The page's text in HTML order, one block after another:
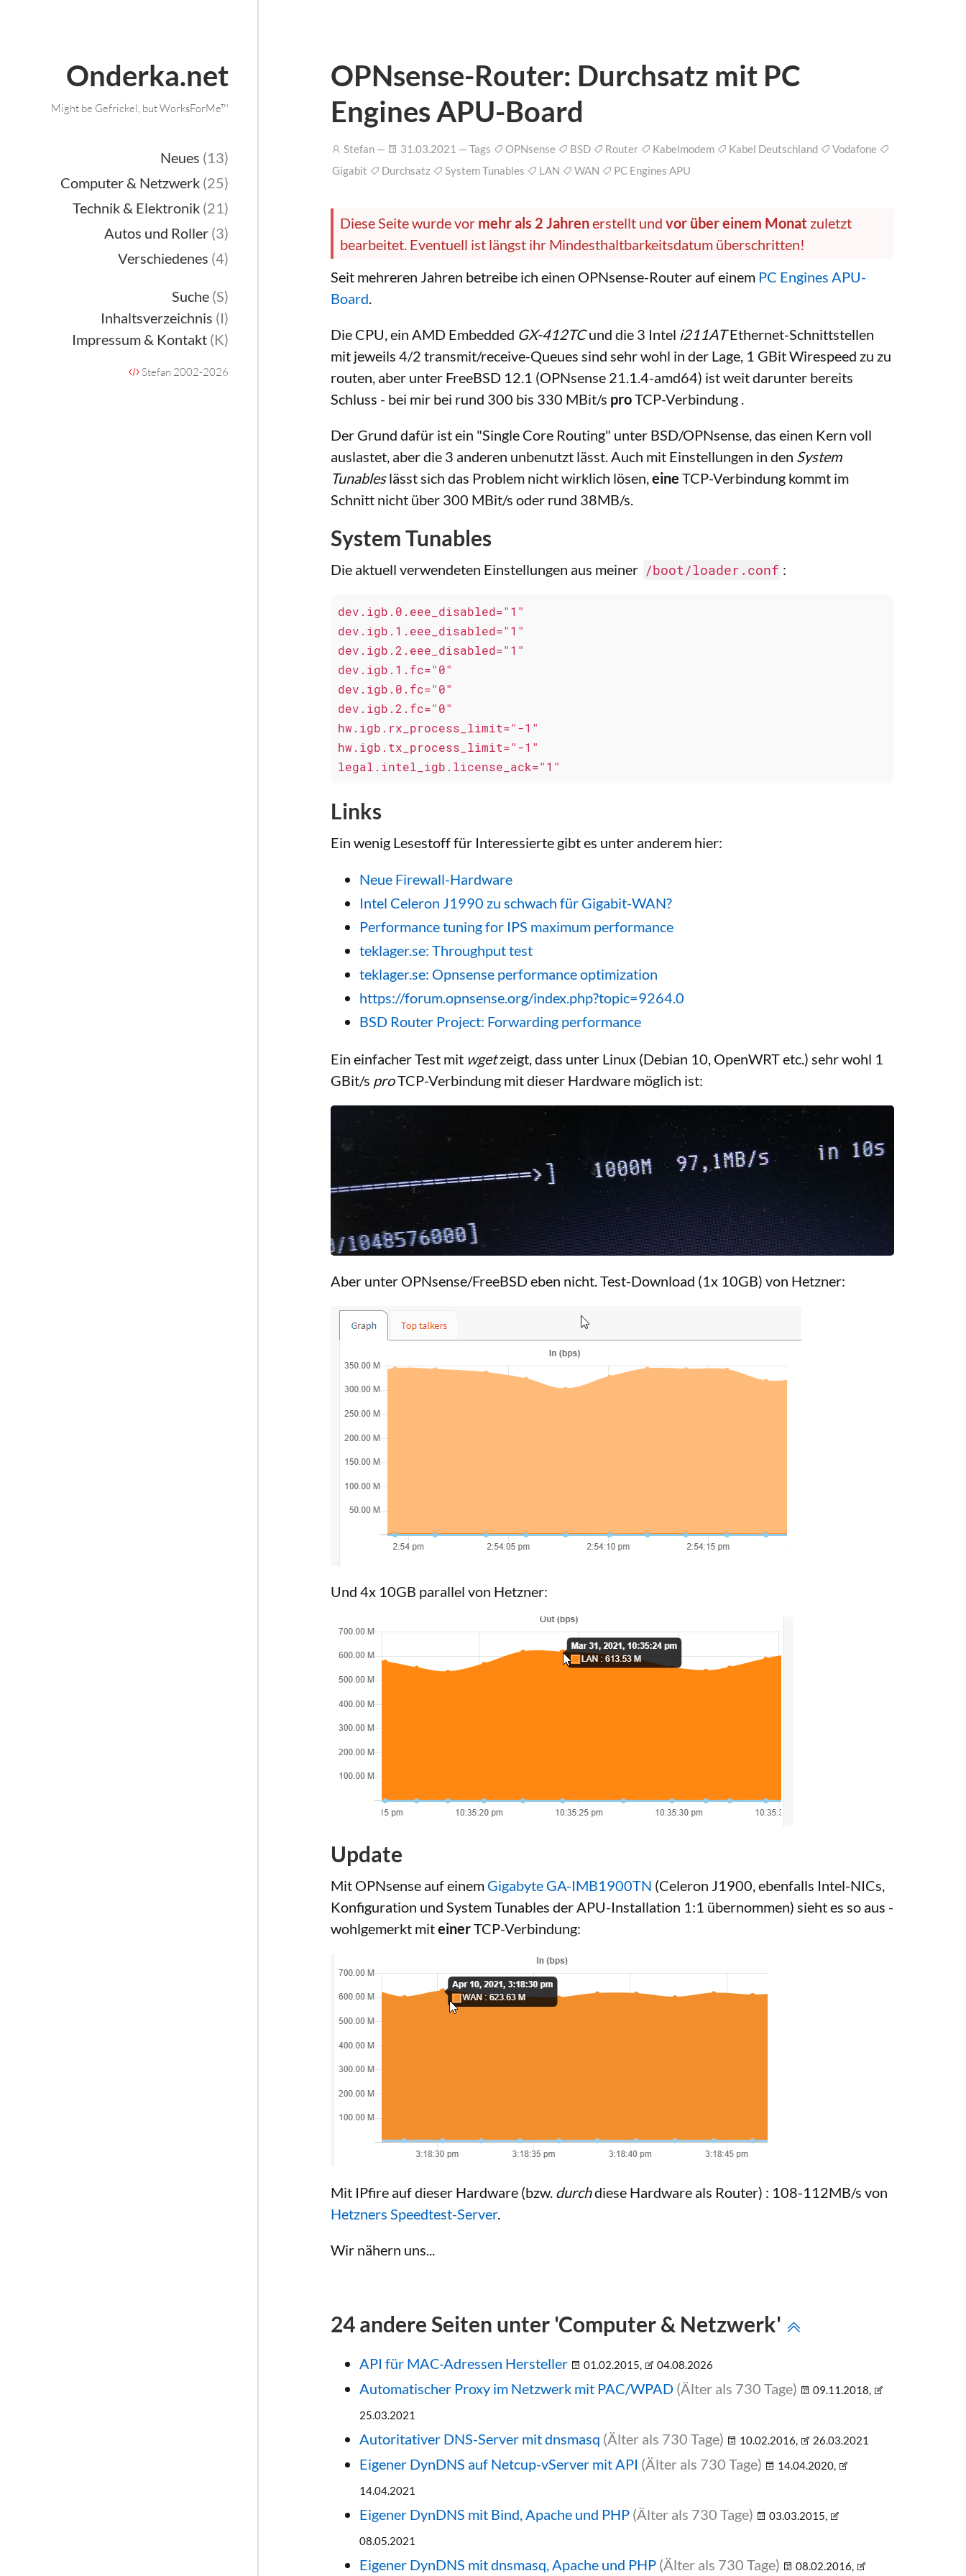
Onderka.net
Might be Gefrickel, but WorksForMe™
Neues (13)
Computer & Netzwerk (25)
Technik & Elektronik (21)
Autos und Roller (3)
Verschiedenes (4)
Suche (S)
Inhaltsverzeichnis (I)
Impressum & Kontakt (K)
Stefan 2002-2026
OPNsense-Router: Durchsatz mit PC
Engines APU-Board
Stefan — 31.03.2021 — Tags OPNsense BSD Router Kabelmodem Kabel Deutschland
Vodafone
Gigabit
Durchsatz System Tunables LAN WAN PC Engines APU
Diese Seite wurde vor mehr als 2 Jahrenerstellt und vor über einem Monat zuletzt
bearbeitet. Eventuell ist längst ihr Mindesthaltbarkeitsdatum überschritten!
Seit mehreren Jahren betreibe ich einen OPNsense-Router auf einem PC Engines APU-
Board.
Die CPU, ein AMD Embedded GX-412TCund die 3 Intel i211ATEthernet-Schnittstellen
mit jeweils 4/2 transmit/receive-Queues sind sehr wohl in der Lage, 1 GBit Wirespeed zu zu
routen, aber unter FreeBSD 12.1 (OPNsense 21.1.4-amd64) ist weit darunter bereits
Schluss - bei mir bei rund 300 bis 330 MBit/s proTCP-Verbindung .
Der Grund dafür ist ein "Single Core Routing" unter BSD/OPNsense, das einen Kern voll
auslastet, aber die 3 anderen unbenutzt lässt. Auch mit Einstellungen in den System
Tunableslässt sich das Problem nicht wirklich lösen,eine TCP-Verbindung kommt im
Schnitt nicht über 300 MBit/s oder rund 38MB/s.
System Tunables
Die aktuell verwendeten Einstellungen aus meiner /boot/loader.conf :
dev.igb.0.eee_disabled="1"
dev.igb.1.eee_disabled="1"
dev.igb.2.eee_disabled="1"
dev.igb.1.fc="0"
dev.igb.0.fc="0"
dev.igb.2.fc="0"
hw.igb.rx_process_limit="-1"
hw.igb.tx_process_limit="-1"
legal.intel_igb.license_ack="1"
Links
Ein wenig Lesestoff für Interessierte gibt es unter anderem hier:
Neue Firewall-Hardware
Intel Celeron J1990 zu schwach für Gigabit-WAN?
Performance tuning for IPS maximum performance
teklager.se: Throughput test
teklager.se: Opnsense performance optimization
https://forum.opnsense.org/index.php?topic=9264.0
BSD Router Project: Forwarding performance
Ein einfacher Test mit wgetzeigt, dass unter Linux (Debian 10, OpenWRT etc.) sehr wohl 1
GBit/s proTCP-Verbindung mit dieser Hardware möglich ist:
Aber unter OPNsense/FreeBSD eben nicht. Test-Download (1x 10GB) von Hetzner:
Und 4x 10GB parallel von Hetzner:
Update
Mit OPNsense auf einem Gigabyte GA-IMB1900TN (Celeron J1900, ebenfalls Intel-NICs,
Konfiguration und System Tunables der APU-Installation 1:1 übernommen) sieht es so aus -
wohlgemerkt miteinerTCP-Verbindung:
Mit IPfire auf dieser Hardware (bzw. durchdiese Hardware als Router) : 108-112MB/s von
Hetzners Speedtest-Server.
Wir nähern uns...
24 andere Seiten unter 'Computer & Netzwerk'
API für MAC-Adressen Hersteller 01.02.2015, 04.08.2026
Automatischer Proxy im Netzwerk mit PAC/WPAD (Älter als 730 Tage)
09.11.2018,
25.03.2021
Autoritativer DNS-Server mit dnsmasq (Älter als 730 Tage) 10.02.2016, 26.03.2021
Eigener DynDNS auf Netcup-vServer mit API (Älter als 730 Tage)
14.04.2020,
14.04.2021
Eigener DynDNS mit Bind, Apache und PHP (Älter als 730 Tage)
03.03.2015,
08.05.2021
Eigener DynDNS mit dnsmasq, Apache und PHP (Älter als 730 Tage) 08.02.2016,